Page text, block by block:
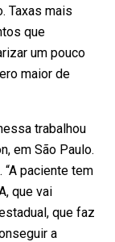
Taxas mais
que
um pouco
maior de
trabalhou
em São Paulo.
“A paciente tem
que vai
que faz
a